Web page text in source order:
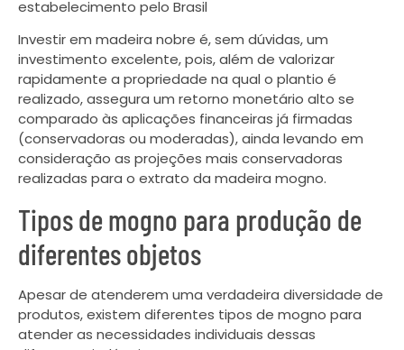
estabelecimento pelo Brasil
Investir em madeira nobre é, sem dúvidas, um
investimento excelente, pois, além de valorizar
rapidamente a propriedade na qual o plantio é
realizado, assegura um retorno monetário alto se
comparado às aplicações financeiras já firmadas
(conservadoras ou moderadas), ainda levando em
consideração as projeções mais conservadoras
realizadas para o extrato da madeira mogno.
Tipos de mogno para produção de
diferentes objetos
Apesar de atenderem uma verdadeira diversidade de
produtos, existem diferentes tipos de mogno para
atender as necessidades individuais dessas